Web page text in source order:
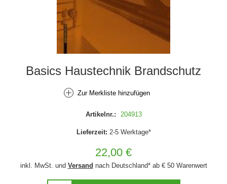
Basics Haustechnik Brandschutz
Zur Merkliste hinzufügen
Artikelnr.: 204913
Lieferzeit: 2-5 Werktage*
22,00 €
inkl. MwSt. und Versand nach Deutschland* ab € 50 Warenwert